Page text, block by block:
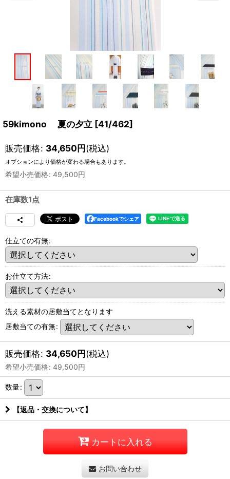
59kimono 夏の夕立 [41/462]
販売価格: 34,650円(税込)
オプションにより価格が変わる場合もあります。
希望小売価格: 49,500円
在庫数1点
Facebookでシェア
仕立ての有無:
お仕立て方法:
洗える素材の居敷当てとなります
居敷当ての有無:
販売価格: 34,650円(税込)
希望小売価格: 49,500円
数量:
【返品・交換について】
カートに入れる
お問い合わせ